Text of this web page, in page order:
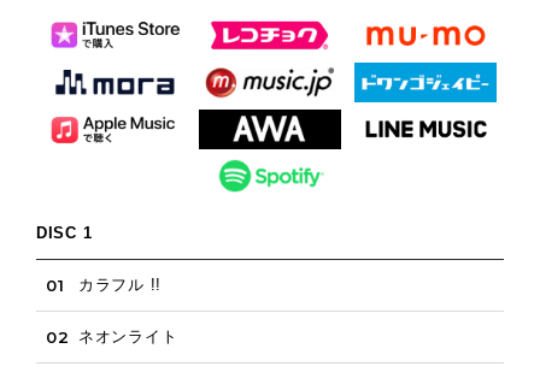
DISC 1
01 カラフル !!
02 ネオンライト